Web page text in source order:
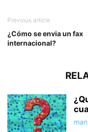
Previous article
¿Cómo se envia un fax
internacional?